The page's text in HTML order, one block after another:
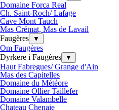
Domaine Forca Real
Ch. Saint-Roch/ Lafage
Cave Mont Tauch
Mas Crémat, Mas de Lavail
Faugères
▼
Om Faugères
Dyrkere i Faugères
▼
Haut Fabregues/ Grange d'Ain
Mas des Capitelles
Domaine du Météore
Domaine Ollier Taillefer
Domaine Valambelle
Chateau Chenaie